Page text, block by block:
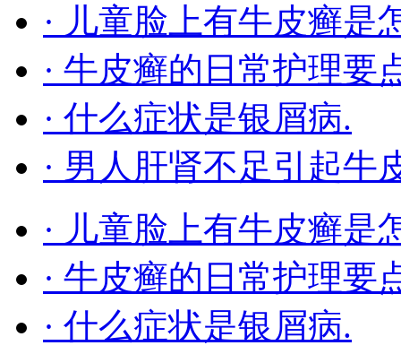
· 儿童脸上有牛皮癣是
· 牛皮癣的日常护理要
· 什么症状是银屑病.
· 男人肝肾不足引起牛
· 儿童脸上有牛皮癣是
· 牛皮癣的日常护理要
· 什么症状是银屑病.